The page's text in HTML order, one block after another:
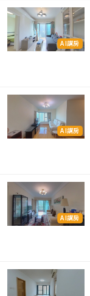
AI講房
AI講房
AI講房